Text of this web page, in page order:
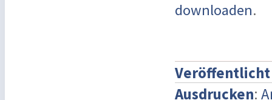
downloaden.
Veröffentlicht
Ausdrucken: